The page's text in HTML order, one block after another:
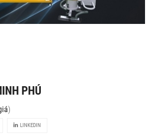
PHÚ
)
LINKEDIN